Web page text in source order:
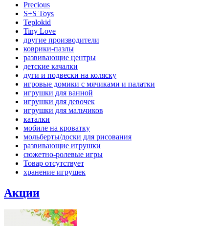
Precious
S+S Toys
Teplokid
Tiny Love
другие производители
коврики-пазлы
развивающие центры
детские качалки
дуги и подвески на коляску
игровые домики с мячиками и палатки
игрушки для ванной
игрушки для девочек
игрушки для мальчиков
каталки
мобиле на кроватку
мольберты/доски для рисования
развивающие игрушки
сюжетно-ролевые игры
Товар отсутствует
хранение игрушек
Акции